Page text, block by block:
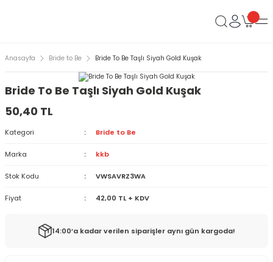
Anasayfa Bride to Be Bride To Be Taşlı Siyah Gold Kuşak
Bride To Be Taşlı Siyah Gold Kuşak
50,40 TL
Kategori Bride to Be
Marka kkb
Stok Kodu VWSAVRZ3WA
Fiyat 42,00 TL + KDV
14:00’a kadar verilen siparişler aynı gün kargoda!